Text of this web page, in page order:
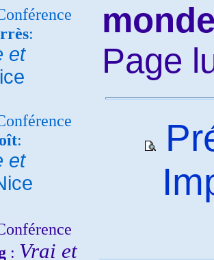
:
et
:
et
: Vrai et
Page